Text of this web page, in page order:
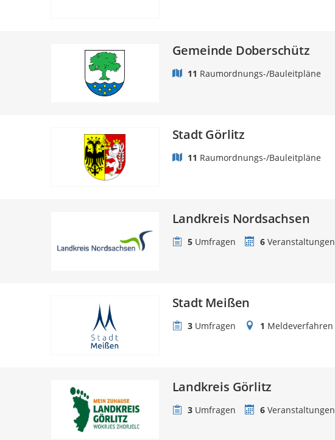
Gemeinde Doberschütz
11 Raumordnungs-/Bauleitpläne
Stadt Görlitz
11 Raumordnungs-/Bauleitpläne
Landkreis Nordsachsen
5 Umfragen 6 Veranstaltungen
Stadt Meißen
3 Umfragen 1 Meldeverfahren
Landkreis Görlitz
3 Umfragen 6 Veranstaltungen